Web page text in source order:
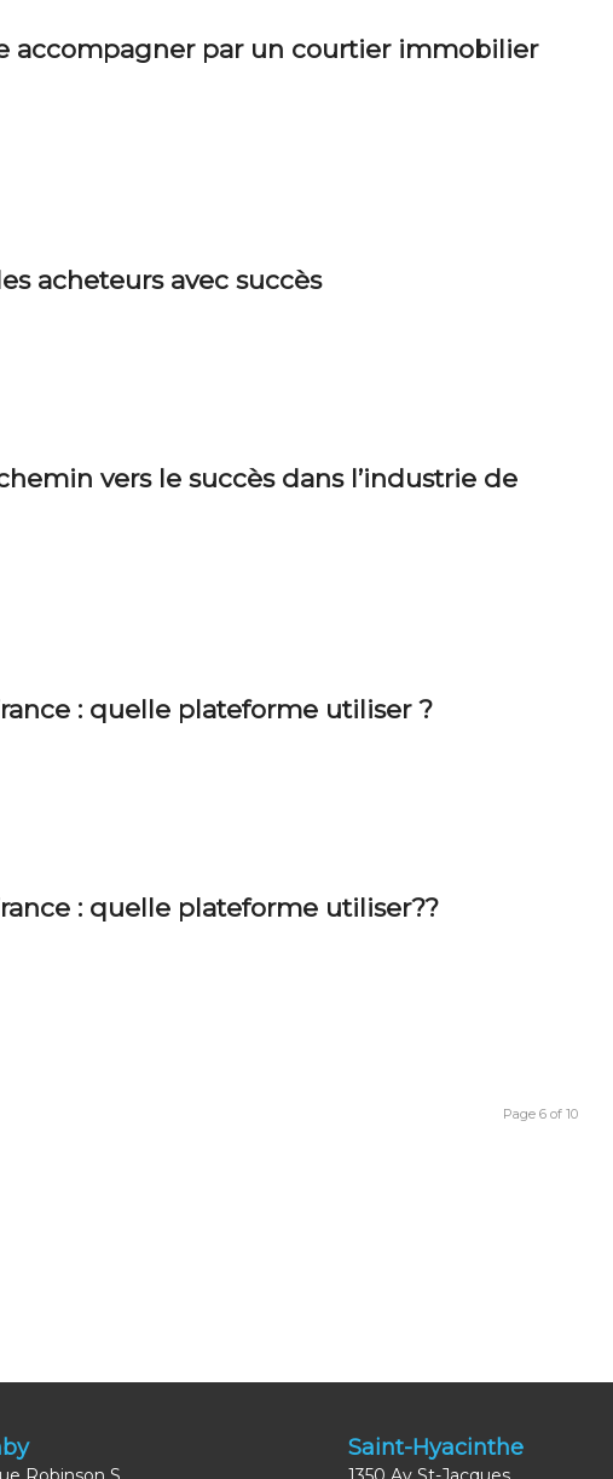
accompagner par un courtier immobilier
acheteurs avec succès
vers le succès dans l’industrie de
: quelle plateforme utiliser ?
: quelle plateforme utiliser??
Page 6 of 10
Saint-Hyacinthe